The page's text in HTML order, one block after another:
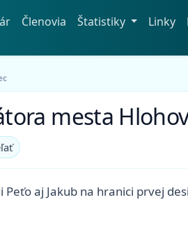
Členovia Štatistiky Linky
mesta
aj Jakub na hranici prvej